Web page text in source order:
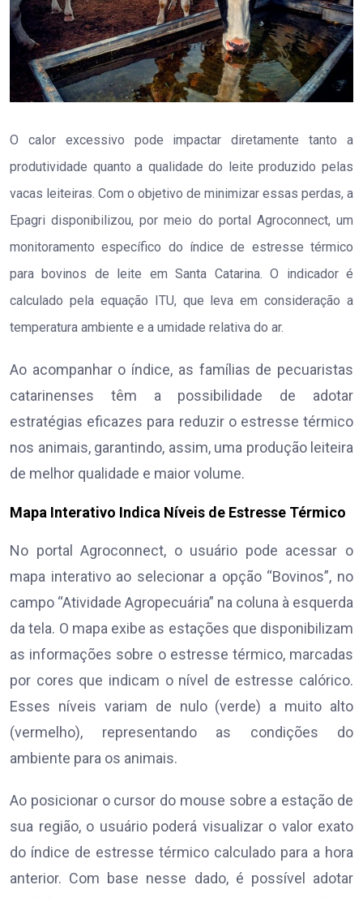
O calor excessivo pode impactar diretamente tanto a
produtividade quanto a qualidade do leite produzido pelas
vacas leiteiras. Com o objetivo de minimizar essas perdas, a
Epagri disponibilizou, por meio do portal Agroconnect, um
monitoramento específico do índice de estresse térmico
para bovinos de leite em Santa Catarina. O indicador é
calculado pela equação ITU, que leva em consideração a
temperatura ambiente e a umidade relativa do ar.
Ao acompanhar o índice, as famílias de pecuaristas
catarinenses têm a possibilidade de adotar
estratégias eficazes para reduzir o estresse térmico
nos animais, garantindo, assim, uma produção leiteira
de melhor qualidade e maior volume.
Mapa Interativo Indica Níveis de Estresse Térmico
No portal Agroconnect, o usuário pode acessar o
mapa interativo ao selecionar a opção “Bovinos”, no
campo “Atividade Agropecuária” na coluna à esquerda
da tela. O mapa exibe as estações que disponibilizam
as informações sobre o estresse térmico, marcadas
por cores que indicam o nível de estresse calórico.
Esses níveis variam de nulo (verde) a muito alto
(vermelho), representando as condições do
ambiente para os animais.
Ao posicionar o cursor do mouse sobre a estação de
sua região, o usuário poderá visualizar o valor exato
do índice de estresse térmico calculado para a hora
anterior. Com base nesse dado, é possível adotar